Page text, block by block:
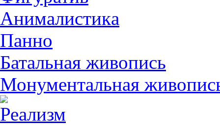
Анималистикa
Панно
Батальная живопись
Монументальная
Реализм